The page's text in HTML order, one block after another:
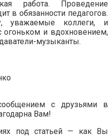
работа. Проведение
в обязанности педагогов.
уважаемые коллеги, и
огоньком и вдохновением,
музыканты.
с друзьями в
Вам!
под статьей — как Вы